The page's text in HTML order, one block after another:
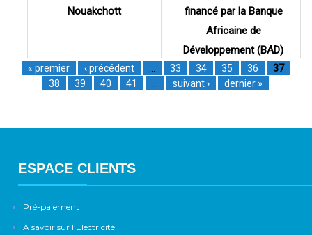
financé par la Banque
Africaine de
Développement (BAD)
Nouakchott
« premier ‹ précédent 33 34 35 36
37
38
39 40 41 suivant › dernier »
ESPACE CLIENTS
Pré-paiement
A savoir sur l’Electricité